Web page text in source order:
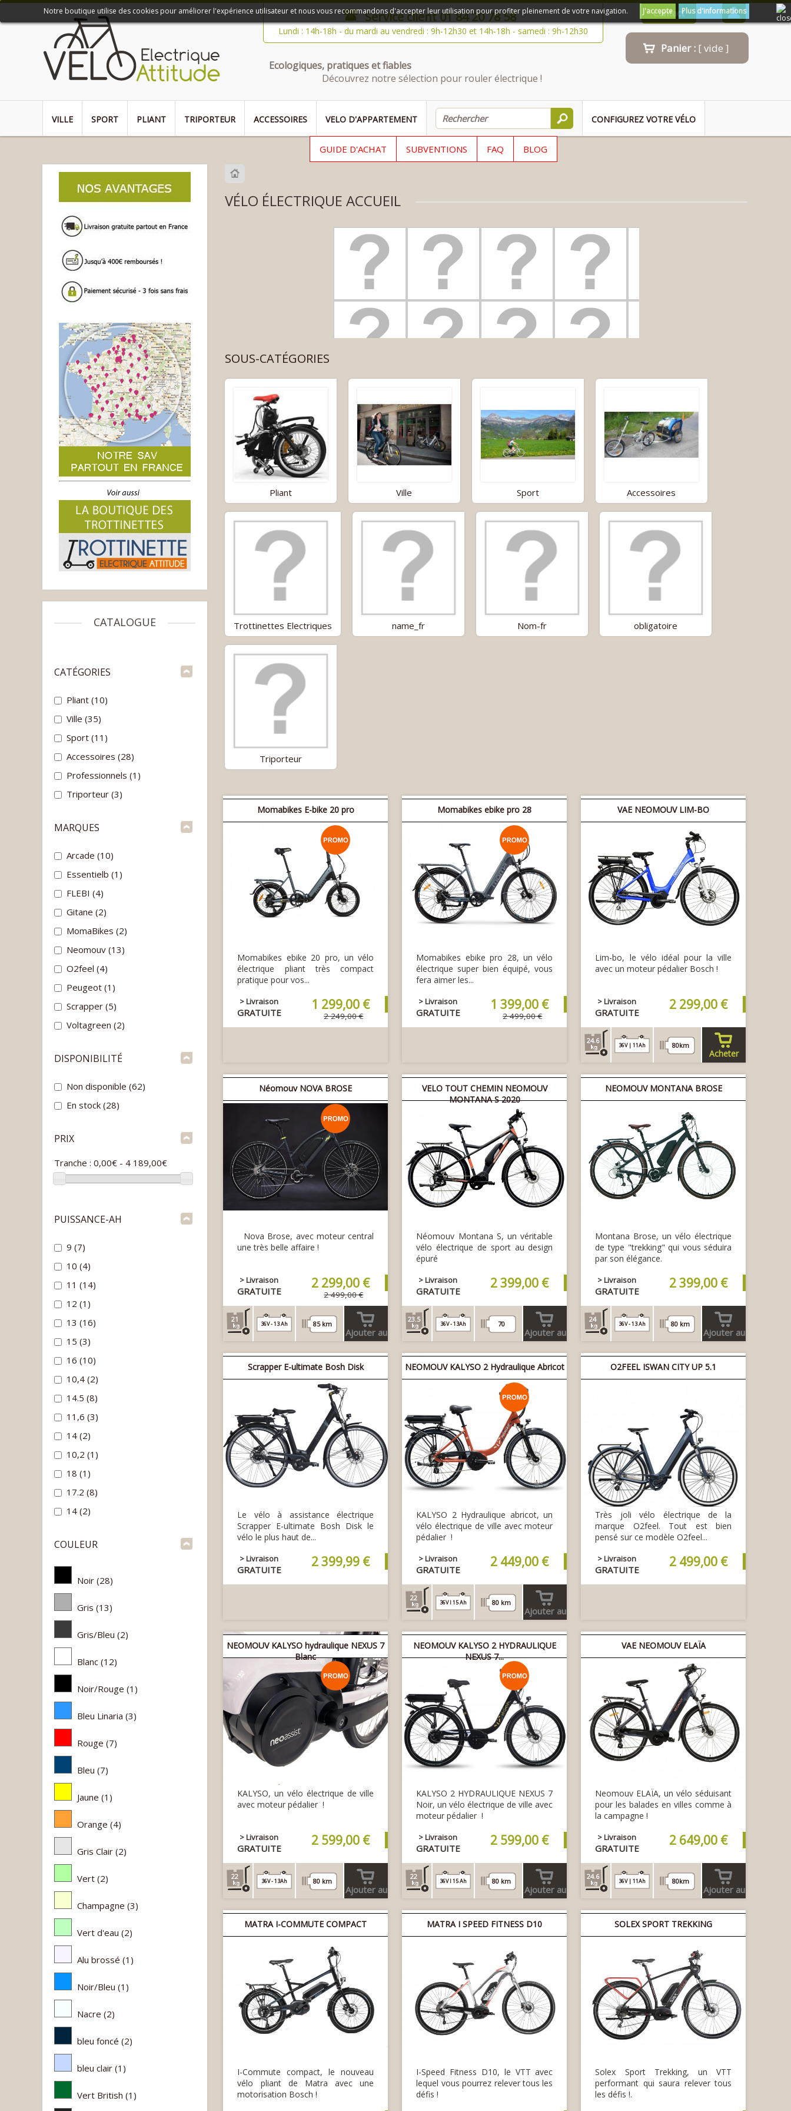
Ecologiques, pratiques et fiables
Découvrez notre sélection pour rouler électrique !
Service client01 84 20 78 58
Lundi : 14h-18h - du mardi au vendredi : 9h-12h30 et 14h-18h - samedi : 9h-12h30
Contact
Panier : [ vide ]
VILLE SPORT PLIANT TRIPORTEUR ACCESSOIRES VELO D'APPARTEMENT CONFIGUREZ VOTRE VÉLO
Notre boutique utilise des cookies pour améliorer l'expérience utilisateur et nous vous recommandons d'accepter leur utilisation pour profiter pleinement de votre navigation. J'accepte Plus d'informations
GUIDE D'ACHAT SUBVENTIONS FAQ BLOG
CATALOGUE
CATÉGORIES
Pliant (10)
Ville (35)
Sport (11)
Accessoires (28)
Professionnels (1)
Triporteur (3)
MARQUES
Arcade (10)
Essentielb (1)
FLEBI (4)
Gitane (2)
MomaBikes (2)
Neomouv (13)
O2feel (4)
Peugeot (1)
Scrapper (5)
Voltagreen (2)
DISPONIBILITÉ
Non disponible (62)
En stock (28)
PRIX
Tranche : 0,00€ - 4 189,00€
PUISSANCE-AH
9 (7)
10 (4)
11 (14)
12 (1)
13 (16)
15 (3)
16 (10)
10,4 (2)
14.5 (8)
11,6 (3)
14 (2)
10,2 (1)
18 (1)
17.2 (8)
14 (2)
COULEUR
Noir (28)
Gris (13)
Gris/Bleu (2)
Blanc (12)
Noir/Rouge (1)
Bleu Linaria (3)
Rouge (7)
Bleu (7)
Jaune (1)
Orange (4)
Gris Clair (2)
Vert (2)
Champagne (3)
Vert d'eau (2)
Alu brossé (1)
Noir/Bleu (1)
Nacre (2)
bleu foncé (2)
bleu clair (1)
Vert British (1)
VÉLO ÉLECTRIQUE ACCUEIL
SOUS-CATÉGORIES
Pliant Ville Sport Accessoires
Trottinettes Electriques name_fr Nom-fr obligatoire
Triporteur
Momabikes E-bike 20 pro
Momabikes ebike 20 pro, un vélo
électrique pliant très compact
pratique pour vos...
> Livraison
GRATUITE 1 299,00 €
2 249,00 €
Momabikes ebike pro 28
Momabikes ebike pro 28, un vélo
électrique super bien équipé, vous
fera aimer les...
> Livraison
GRATUITE 1 399,00 €
2 499,00 €
VAE NEOMOUV LIM-BO
Lim-bo, le vélo idéal pour la ville
avec un moteur pédalier Bosch !
> Livraison
GRATUITE 2 299,00 €
24.6
36V | 11Ah 80km
Acheter
Néomouv NOVA BROSE
Nova Brose, avec moteur central
une très belle affaire !
> Livraison
GRATUITE 2 299,00 €
2 499,00 €
21
36V - 13 Ah 85 km
Ajouter au
panier
VELO TOUT CHEMIN NEOMOUV
MONTANA S 2020
Néomouv Montana S, un véritable
vélo électrique de sport au design
épuré
> Livraison
GRATUITE 2 399,00 €
23.5
36V - 13Ah 70
Ajouter au
panier
NEOMOUV MONTANA BROSE
Montana Brose, un vélo électrique
de type "trekking" qui vous séduira
par son élégance.
> Livraison
GRATUITE 2 399,00 €
24
36V - 13 Ah 80 km
Ajouter au
panier
Scrapper E-ultimate Bosh Disk
Le vélo à assistance électrique
Scrapper E-ultimate Bosh Disk le
vélo le plus haut de...
> Livraison
GRATUITE 2 399,99 €
NEOMOUV KALYSO 2 Hydraulique Abricot
KALYSO 2 Hydraulique abricot, un
vélo électrique de ville avec moteur
pédalier !
> Livraison
GRATUITE 2 449,00 €
22
36V l 15 Ah 80 km
Ajouter au
panier
O2FEEL ISWAN CITY UP 5.1
Très joli vélo électrique de la
marque O2feel. Tout est bien
pensé sur ce modèle O2feel...
> Livraison
GRATUITE 2 499,00 €
NEOMOUV KALYSO hydraulique NEXUS 7
Blanc
KALYSO, un vélo électrique de ville
avec moteur pédalier !
> Livraison
GRATUITE 2 599,00 €
22
36V - 13Ah 80 km
Ajouter au
panier
NEOMOUV KALYSO 2 HYDRAULIQUE
NEXUS 7...
KALYSO 2 HYDRAULIQUE NEXUS 7
Noir, un vélo électrique de ville avec
moteur pédalier !
> Livraison
GRATUITE 2 599,00 €
22
36V l 15 Ah 80 km
Ajouter au
panier
VAE NEOMOUV ELAÏA
Neomouv ELAÏA, un vélo séduisant
pour les balades en villes comme à
la campagne !
> Livraison
GRATUITE 2 649,00 €
24.6
36V | 11Ah 80km
Ajouter au
panier
MATRA I-COMMUTE COMPACT
I-Commute compact, le nouveau
vélo pliant de Matra avec une
motorisation Bosch !
MATRA I SPEED FITNESS D10
I-Speed Fitness D10, le VTT avec
lequel vous pourrez relever tous les
défis !
SOLEX SPORT TREKKING
Solex Sport Trekking, un VTT
performant qui saura relever tous
les défis !.